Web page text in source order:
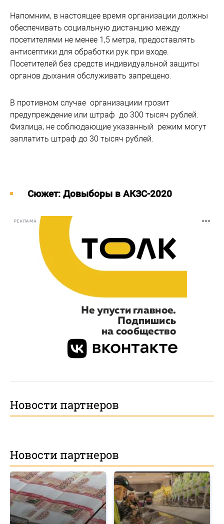
Напомним, в настоящее время организации должны
обеспечивать социальную дистанцию между
посетителями не менее 1,5 метра, предоставлять
антисептики для обработки рук при входе.
Посетителей без средств индивидуальной защиты
органов дыхания обслуживать запрещено.
В противном случае организациии грозит
предупреждение или штраф до 300 тысяч рублей.
Физлица, не соблюдающие указанный режим могут
заплатить штраф до 30 тысяч рублей.
Cюжет: Довыборы в АКЗС-2020
РЕКЛАМА
Новости партнеров
Новости партнеров